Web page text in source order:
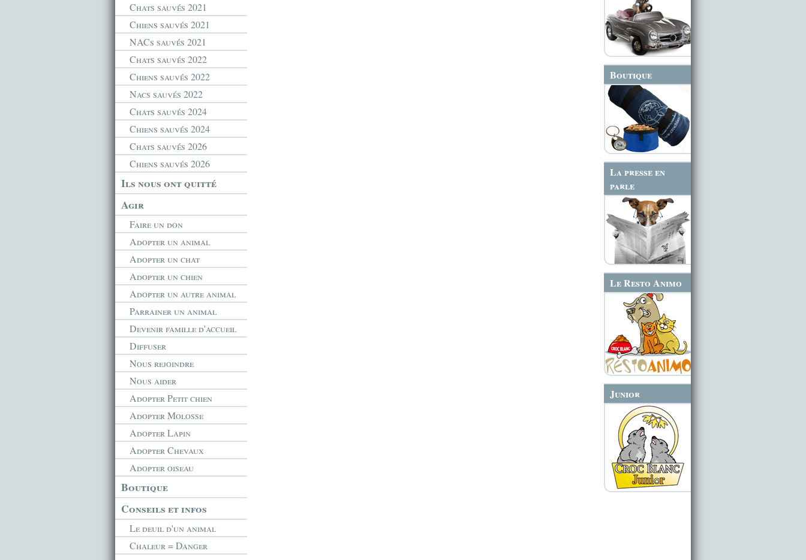
Chats sauvés 2021
Chiens sauvés 2021
NACs sauvés 2021
Chats sauvés 2022
Chiens sauvés 2022
Nacs sauvés 2022
Chats sauvés 2024
Chiens sauvés 2024
Chats sauvés 2026
Chiens sauvés 2026
Ils nous ont quitté
Agir
Faire un don
Adopter un animal
Adopter un chat
Adopter un chien
Adopter un autre animal
Parrainer un animal
Devenir famille d'accueil
Diffuser
Nous rejoindre
Nous aider
Adopter Petit chien
Adopter Molosse
Adopter Lapin
Adopter Chevaux
Adopter oiseau
Boutique
Conseils et infos
Le deuil d'un animal
Chaleur = Danger
Boutique
La presse en
parle
Le Resto Animo
Junior